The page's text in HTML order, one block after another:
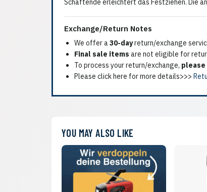
Schaftende erleichtert das Festziehen. Die
Exchange/Return Notes
We offer a30-dayreturn/exchange
Final sale items are not eligible for
To process your return/exchange,
Please click here for more details>>>
YOU MAY ALSO LIKE